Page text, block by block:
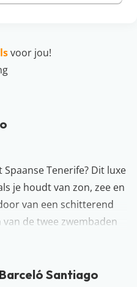
Tenerife? Dit luxe
je houdt van zon, zee en
van een schitterend
de twee zwembaden
tennis, biljart of een
als het centrum van
Santiago
voor jou!